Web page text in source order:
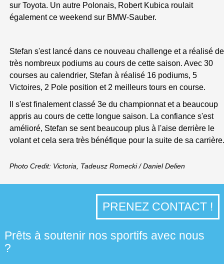
sur Toyota. Un autre Polonais, Robert Kubica roulait
également ce weekend sur BMW-Sauber.
Stefan s'est lancé dans ce nouveau challenge et a réalisé de
très nombreux podiums au cours de cette saison. Avec 30
courses au calendrier, Stefan à réalisé 16 podiums, 5
Victoires, 2 Pole position et 2 meilleurs tours en course.
Il s'est finalement classé 3e du championnat et a beaucoup
appris au cours de cette longue saison. La confiance s'est
amélioré, Stefan se sent beaucoup plus à l'aise derrière le
volant et cela sera très bénéfique pour la suite de sa carrière.
Photo Credit: Victoria, Tadeusz Romecki / Daniel Delien
PRENEZ CONTACT !
Prêts à soutenir nos sportifs avec nous
?